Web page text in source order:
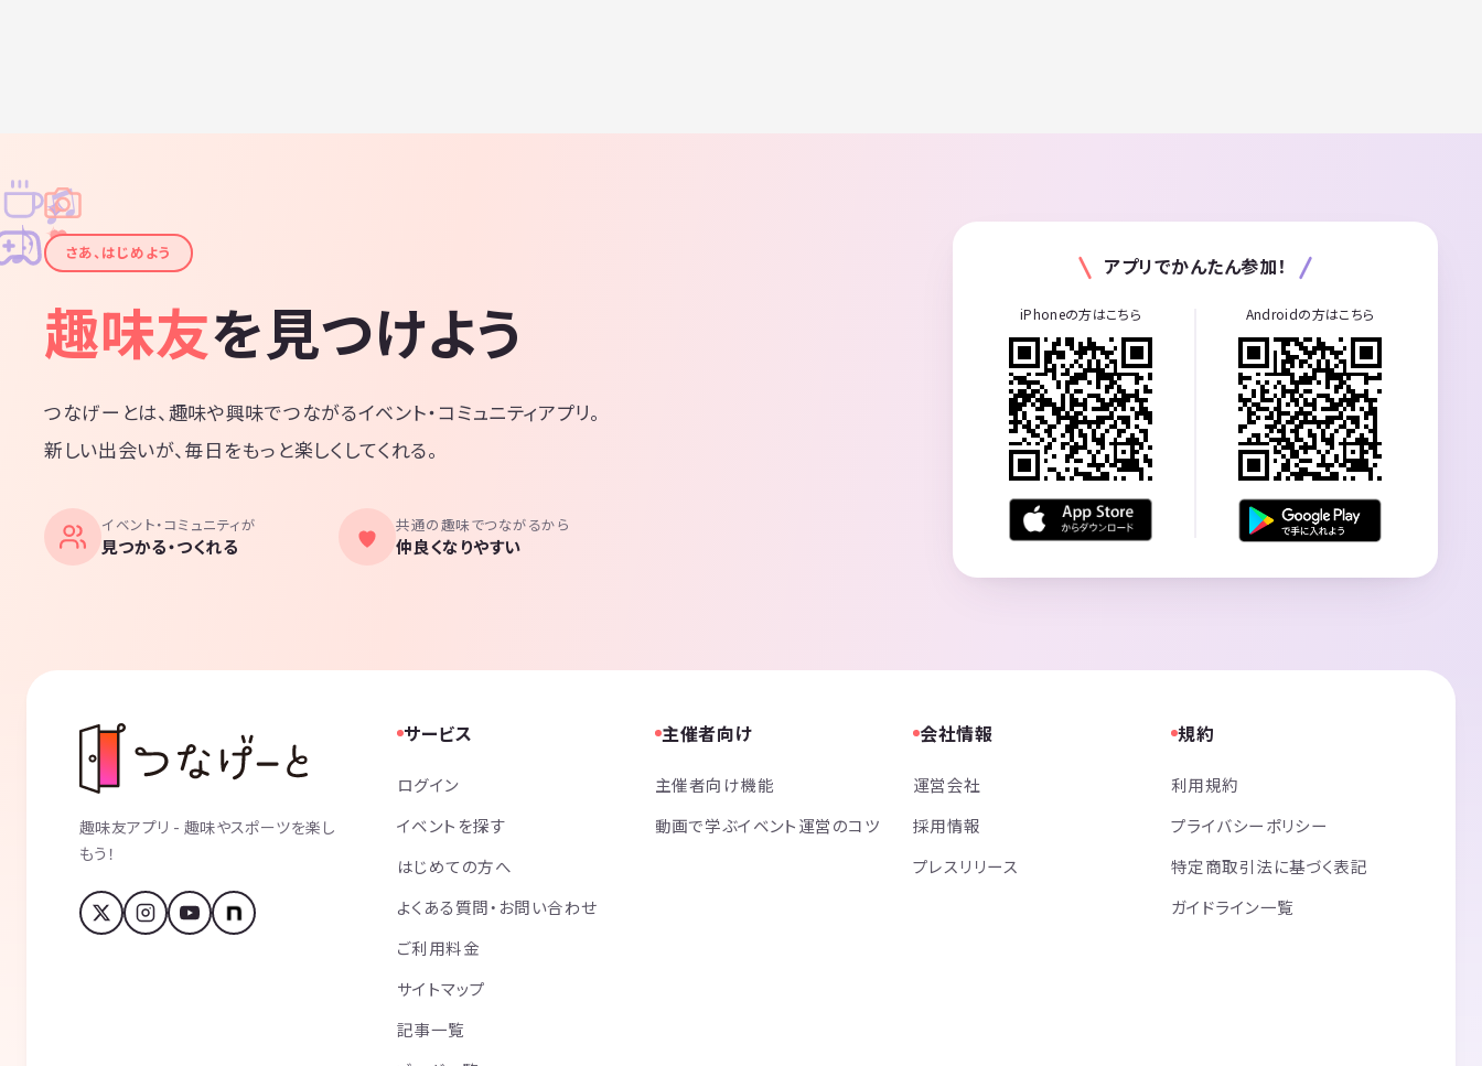
✦
✦
✧
✧
♪
♫
さあ、はじめよう
趣味友を見つけよう
つなげーとは、趣味や興味でつながるイベント・コミュニティアプリ。
新しい出会いが、毎日をもっと楽しくしてくれる。
イベント・コミュニティが
見つかる・つくれる
共通の趣味でつながるから
仲良くなりやすい
アプリでかんたん参加！
iPhoneの方はこちら Androidの方はこちら
趣味友アプリ - 趣味やスポーツを楽し
もう！
サービス
ログイン
イベントを探す
はじめての方へ
よくある質問・お問い合わせ
ご利用料金
サイトマップ
記事一覧
主催者向け
主催者向け機能
動画で学ぶイベント運営のコツ
会社情報
運営会社
採用情報
プレスリリース
規約
利用規約
プライバシーポリシー
特定商取引法に基づく表記
ガイドライン一覧